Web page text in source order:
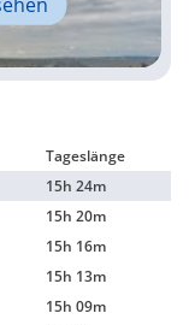
Tageslänge
15h 24m
15h 20m
15h 16m
15h 13m
15h 09m